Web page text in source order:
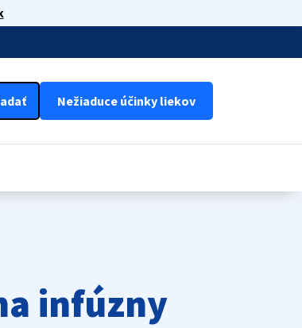
Nežiaduce účinky liekov
infúzny